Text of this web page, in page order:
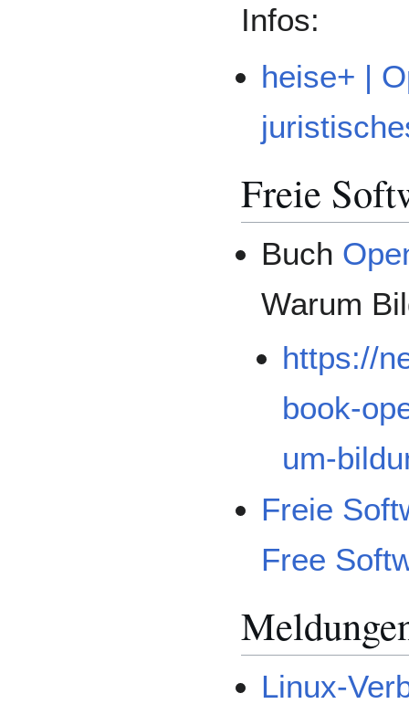
Infos:
heise+ |
Freie
Buch
Warum
https://
book-
um-
Freie
Free
Linux-